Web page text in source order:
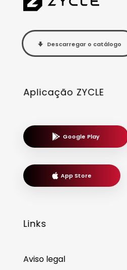
Descarregar o catálogo
Aplicação ZYCLE
Google Play
App Store
Links
Aviso legal